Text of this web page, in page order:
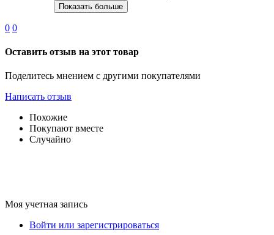
Показать больше
0 0
Оставить отзыв на этот товар
Поделитесь мнением с другими покупателями
Написать отзыв
Похожие
Покупают вместе
Случайно
Моя учетная запись
Войти или зарегистрироваться